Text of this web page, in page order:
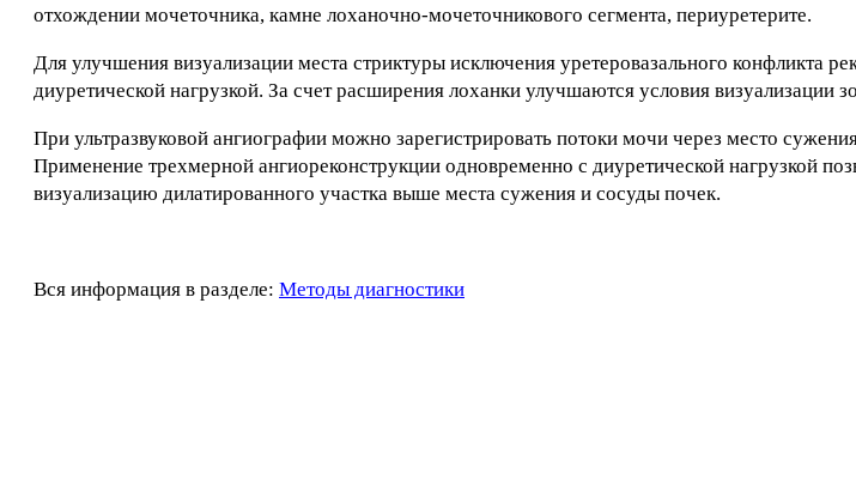
отхождении мочеточника, камне лоханочно-мочеточникового сегмента, периуретерите.
Для улучшения визуализации места стриктуры исключения уретеровазального конфликта
диуретической нагрузкой. За счет расширения лоханки улучшаются условия визуализации
При ультразвуковой ангиографии можно зарегистрировать потоки мочи через место
Применение трехмерной ангиореконструкции одновременно с диуретической нагрузкой
визуализацию дилатированного участка выше места сужения и сосуды почек.
Вся информация в разделе: Методы диагностики